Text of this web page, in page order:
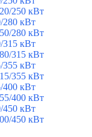
250 кВт
280 кВт
280 кВт
315 кВт
315 кВт
355 кВт
355 кВт
400 кВт
400 кВт
450 кВт
450 кВт